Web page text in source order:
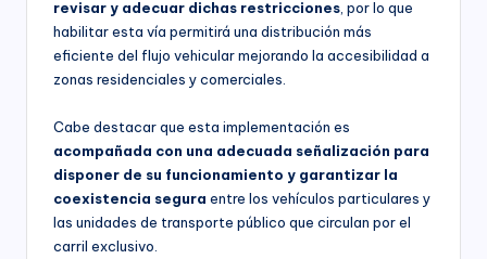
revisar y adecuar dichas restricciones , por lo que
habilitar esta vía permitirá una distribución más
eficiente del flujo vehicular mejorando la accesibilidad a
zonas residenciales y comerciales.
Cabe destacar que esta implementación es
acompañada con una adecuada señalización para
disponer de su funcionamiento y garantizar la
coexistencia segura entre los vehículos particulares y
las unidades de transporte público que circulan por el
carril exclusivo.